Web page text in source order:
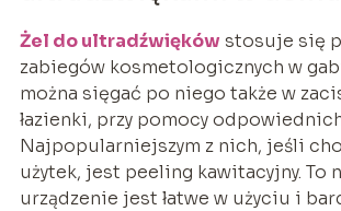
Żel do ultradźwiękówstosuje się
zabiegów kosmetologicznych w
można sięgać po niego także w
łazienki, przy pomocy
Najpopularniejszym z nich, jeśli
użytek, jest peeling kawitacyjny. To
urządzenie jest łatwe w użyciu i